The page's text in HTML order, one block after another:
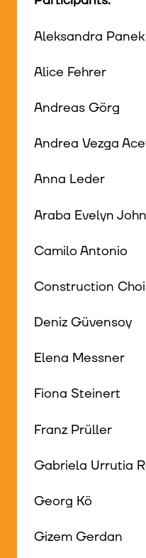
Aleksandra Panek
Alice Fehrer
Andreas Görg
Andrea Vezga
Anna Leder
Araba Evelyn
Camilo Antonio
Construction
Deniz Güvensoy
Elena Messner
Fiona Steinert
Franz Prüller
Gabriela Urrutia
Georg Kö
Gizem Gerdan